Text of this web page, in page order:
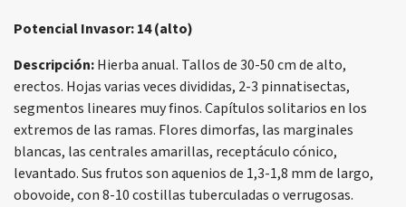
Potencial Invasor: 14 (alto)
Descripción:Hierba anual. Tallos de 30-50 cm de alto,
erectos. Hojas varias veces divididas, 2-3 pinnatisectas,
segmentos lineares muy finos. Capítulos solitarios en los
extremos de las ramas. Flores dimorfas, las marginales
blancas, las centrales amarillas, receptáculo cónico,
levantado. Sus frutos son aquenios de 1,3-1,8 mm de largo,
obovoide, con 8-10 costillas tuberculadas o verrugosas.